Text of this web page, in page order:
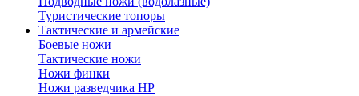
Туристические топоры
Тактические и армейские
Боевые ножи
Тактические ножи
Ножи финки
Ножи разведчика НР